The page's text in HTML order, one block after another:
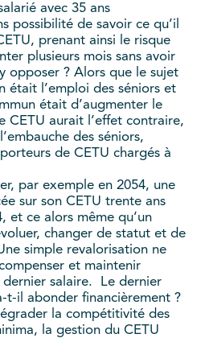
avec 35 ans
possibilité de savoir ce qu’il
prenant ainsi le risque
plusieurs mois sans avoir
opposer ? Alors que le sujet
était l’emploi des séniors et
était d’augmenter le
CETU aurait l’effet contraire,
des séniors,
de CETU chargés à
par exemple en 2054, une
sur son CETU trente ans
et ce alors même qu’un
changer de statut et de
simple revalorisation ne
et maintenir
salaire. Le dernier
t-il abonder financièrement ?
la compétitivité des
la gestion du CETU